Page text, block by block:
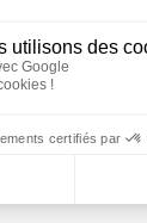
Voilage
AUSSI